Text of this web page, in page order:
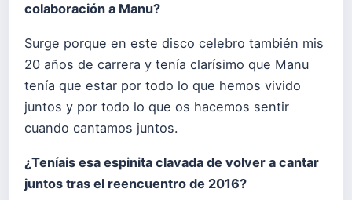
colaboración a Manu?
Surge porque en este disco celebro también mis
20 años de carrera y tenía clarísimo que Manu
tenía que estar por todo lo que hemos vivido
juntos y por todo lo que os hacemos sentir
cuando cantamos juntos.
¿Teníais esa espinita clavada de volver a cantar
juntos tras el reencuentro de 2016?